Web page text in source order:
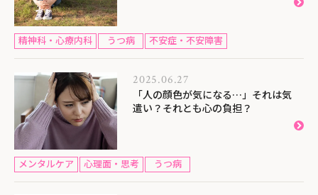
精神科・心療内科 うつ病 不安症・不安障害
2025.06.27
「人の顔色が気になる…」それは気
遣い？それとも心の負担？
メンタルケア 心理面・思考 うつ病